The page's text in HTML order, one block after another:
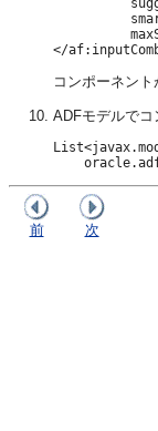
コンポーネン
ADFモデルでコ
前 次